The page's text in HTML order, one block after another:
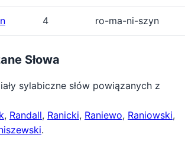
4 ro-ma-ni-szyn
Słowa
sylabiczne słów powiązanych z
, Randall, Ranicki, Raniewo, Raniowski,
.